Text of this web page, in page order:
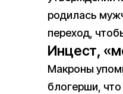
родилась
переход,
Инцест,
Макроны
блогерши,